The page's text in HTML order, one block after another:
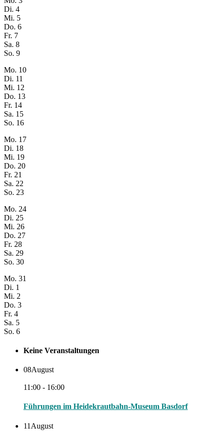
Di. 4
Mi. 5
Do. 6
Fr. 7
Sa. 8
So. 9
Mo. 10
Di. 11
Mi. 12
Do. 13
Fr. 14
Sa. 15
So. 16
Mo. 17
Di. 18
Mi. 19
Do. 20
Fr. 21
Sa. 22
So. 23
Mo. 24
Di. 25
Mi. 26
Do. 27
Fr. 28
Sa. 29
So. 30
Mo. 31
Di. 1
Mi. 2
Do. 3
Fr. 4
Sa. 5
So. 6
Keine Veranstaltungen
08August
11:00 - 16:00
Führungen im Heidekrautbahn-Museum Basdorf
11 August